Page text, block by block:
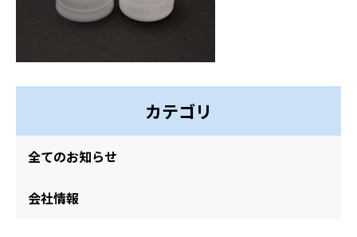
カテゴリ
全てのお知らせ
会社情報